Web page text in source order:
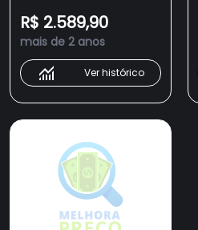
R$ 2.589,90
mais de 2 anos
Ver histórico